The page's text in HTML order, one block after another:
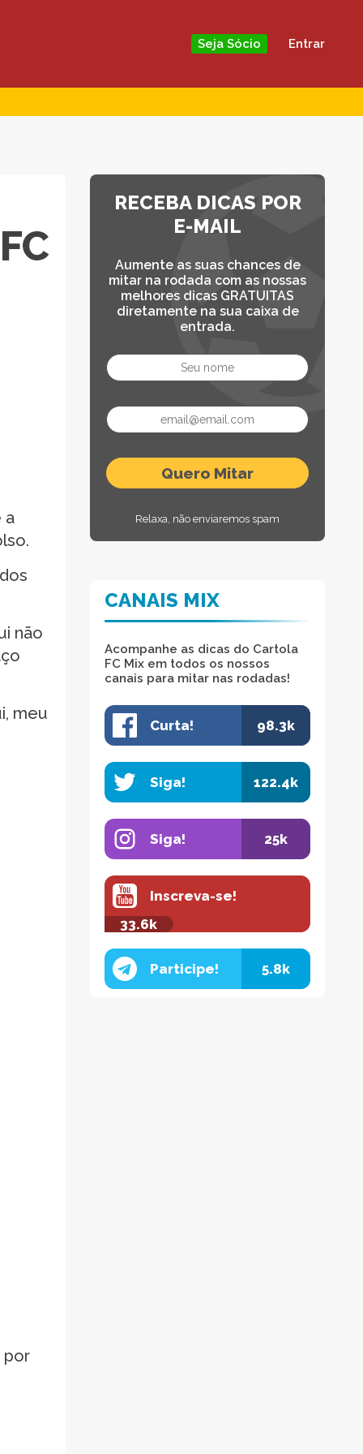
Seja Sócio Entrar
a
não
meu
por
RECEBA DICAS POR
E-MAIL
Aumente as suas chances de
mitar na rodada com as nossas
melhores dicas GRATUITAS
diretamente na sua caixa de
entrada.
Relaxa, não enviaremos spam
CANAIS MIX
Acompanhe as dicas do Cartola
FC Mix em todos os nossos
canais para mitar nas rodadas!
Curta! 98.3k
Siga! 122.4k
Siga! 25k
Inscreva-se!
33.6k
Participe! 5.8k